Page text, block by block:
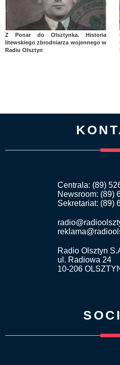
Z Ponar do Olsztynka. Historia
litewskiego zbrodniarza wojennego w
Radiu Olsztyn
Centrala: (89)
Newsroom: (89)
Sekretariat: (89)
Radio Olsztyn
ul. Radiowa 24
10-206